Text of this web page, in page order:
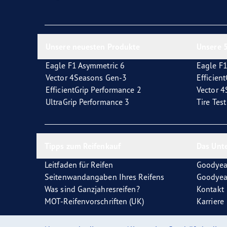
Eagle F1 Asymmetric 6
Vector 4Seasons Gen-3
EfficientGrip Performance 2
UltraGrip Performance 3
Eagle
Vector
Tire
Leitfaden für Reifen
Seitenwandangaben Ihres Reifens
Was sind Ganzjahresreifen?
MOT-Reifenvorschriften (UK)
Kontakt
Karriere